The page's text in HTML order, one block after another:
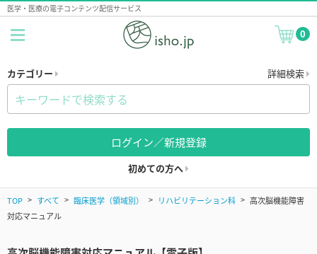
医学・医療の電子コンテンツ配信サービス
0
カテゴリー 詳細検索
ログイン／新規登録
初めての方へ
TOP すべて 臨床医学（領域別） リハビリテーション科
高次脳機能障害
対応マニュアル